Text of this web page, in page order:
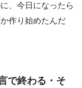
、今日になったら
作り始めたんだ
で終わる・そ